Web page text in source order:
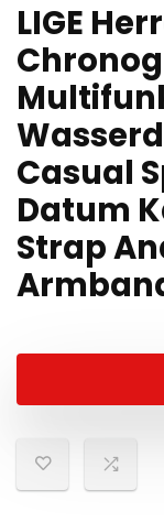
LIGE
Casual
Datum
Strap